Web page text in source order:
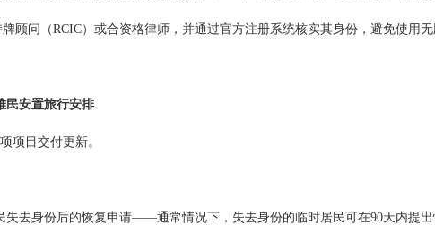
顾问（RCIC）或合资格律师，并通过官方注册系统核实其身份，避免使用
民安置旅行安排
项目交付更新。
失去身份后的恢复申请——通常情况下，失去身份的临时居民可在90天内提出